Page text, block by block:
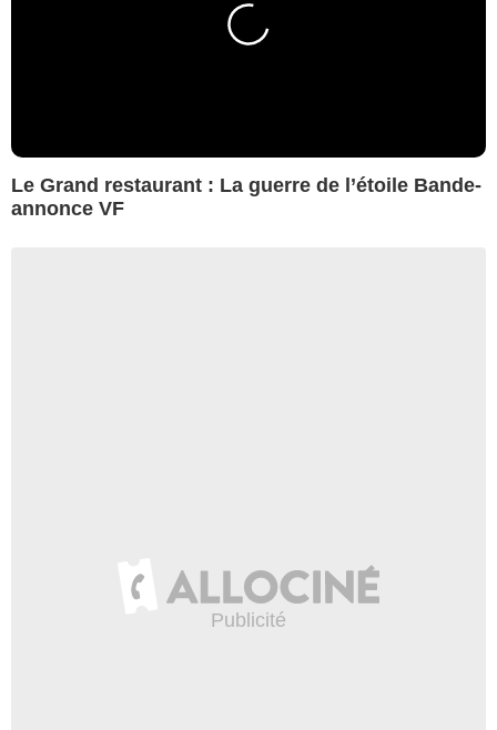
Le Grand restaurant : La guerre de l’étoile Bande-
annonce VF